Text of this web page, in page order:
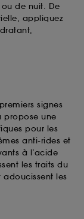
de nuit. De
appliquez
signes
propose une
pour les
anti-rides et
à l’acide
les traits du
les